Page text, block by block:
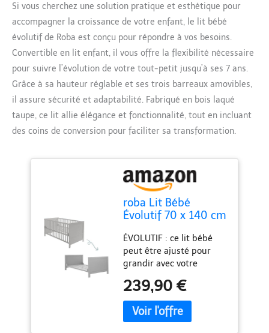
Si vous cherchez une solution pratique et esthétique pour
accompagner la croissance de votre enfant, le lit bébé
évolutif de Roba est conçu pour répondre à vos besoins.
Convertible en lit enfant, il vous offre la flexibilité nécessaire
pour suivre l’évolution de votre tout-petit jusqu’à ses 7 ans.
Grâce à sa hauteur réglable et ses trois barreaux amovibles,
il assure sécurité et adaptabilité. Fabriqué en bois laqué
taupe, ce lit allie élégance et fonctionnalité, tout en incluant
des coins de conversion pour faciliter sa transformation.
roba Lit Bébé
Évolutif 70 x 140 cm
Enfant - Jusqu'à 7
Ans - Hauteur
Réglable - Coins de
Conversion Incluses
- 3 Barreaux
Amovibles - Bois
Laqué Taupe
ÉVOLUTIF : ce lit bébé
peut être ajusté pour
grandir avec votre
bébé à un lit enfant, ce
qui en fait un
investissement durable ;
239,90 €